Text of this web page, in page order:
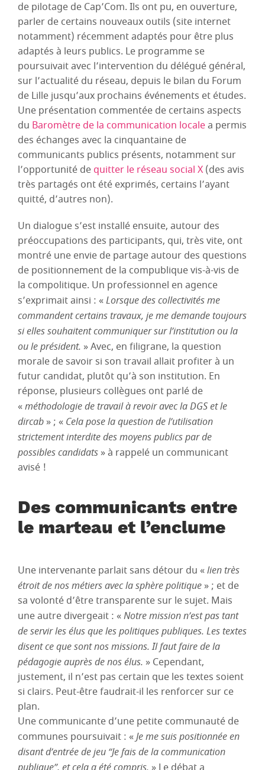
de pilotage de Cap’Com. Ils ont pu, en ouverture,
parler de certains nouveaux outils (site internet
notamment) récemment adaptés pour être plus
adaptés à leurs publics. Le programme se
poursuivait avec l’intervention du délégué général,
sur l’actualité du réseau, depuis le bilan du Forum
de Lille jusqu’aux prochains événements et études.
Une présentation commentée de certains aspects
du Baromètre de la communication localea permis
des échanges avec la cinquantaine de
communicants publics présents, notamment sur
l’opportunité de quitter le réseau social X (des avis
très partagés ont été exprimés, certains l’ayant
quitté, d’autres non).
Un dialogue s’est installé ensuite, autour des
préoccupations des participants, qui, très vite, ont
montré une envie de partage autour des questions
de positionnement de la compublique vis-à-vis de
la compolitique. Un professionnel en agence
s’exprimait ainsi : «Lorsque des collectivités me
commandent certains travaux, je me demande toujours
si elles souhaitent communiquer sur l’institution ou la
ou le président. » Avec, en filigrane, la question
morale de savoir si son travail allait profiter à un
futur candidat, plutôt qu’à son institution. En
réponse, plusieurs collègues ont parlé de
«méthodologie de travail à revoir avec la DGS et le
dircab » ; « Cela pose la question de l’utilisation
strictement interdite des moyens publics par de
possibles candidats » à rappelé un communicant
avisé !
Des communicants entre
le marteau et l’enclume
Une intervenante parlait sans détour du «lien très
étroit de nos métiers avec la sphère politique » ; et de
sa volonté d’être transparente sur le sujet. Mais
une autre divergeait : «Notre mission n’est pas tant
de servir les élus que les politiques publiques. Les textes
disent ce que sont nos missions. Il faut faire de la
pédagogie auprès de nos élus. » Cependant,
justement, il n’est pas certain que les textes soient
si clairs. Peut-être faudrait-il les renforcer sur ce
plan.
Une communicante d’une petite communauté de
communes poursuivait : «Je me suis positionnée en
disant d’entrée de jeu “Je fais de la communication
publique”, et cela a été compris.